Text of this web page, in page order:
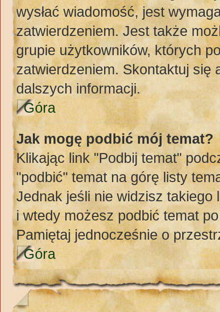
wysłać wiadomość, jest
zatwierdzeniem. Jest także
grupie użytkowników, których
zatwierdzeniem. Skontaktuj się
dalszych informacji.
Góra
Jak mogę podbić mój temat?
Klikając link "Podbij temat"
"podbić" temat na górę listy
Jednak jeśli nie widzisz takiego
i wtedy możesz podbić temat
Pamiętaj jednocześnie o
Góra